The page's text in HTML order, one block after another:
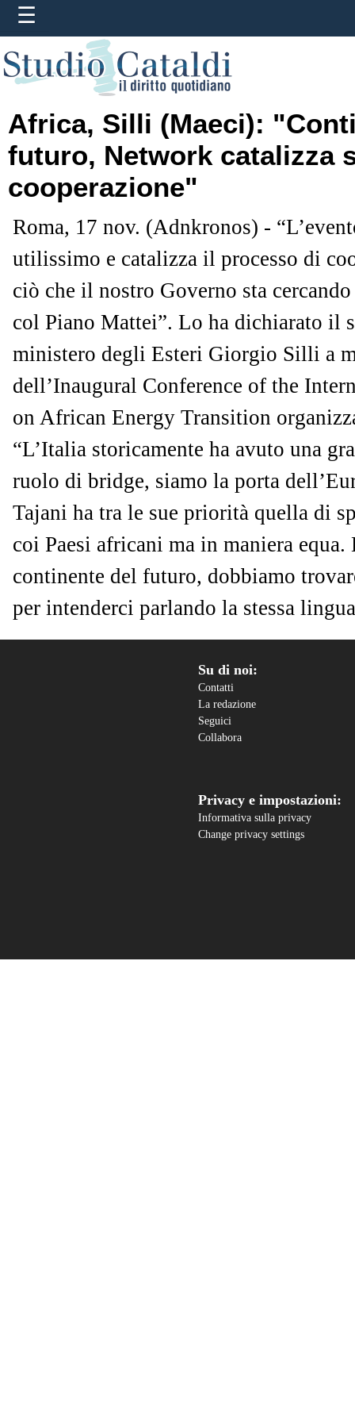
Africa, Silli (Maeci):
futuro, Network catalizza
cooperazione"
Roma, 17 nov. (Adnkronos) -
utilissimo e catalizza il processo di
ciò che il nostro Governo sta
col Piano Mattei”. Lo ha dichiarato il
ministero degli Esteri Giorgio Silli a
dell’Inaugural Conference of the
on African Energy Transition
“L’Italia storicamente ha avuto una
ruolo di bridge, siamo la porta
Tajani ha tra le sue priorità quella di
coi Paesi africani ma in maniera
continente del futuro, dobbiamo
per intenderci parlando la stessa
Su di noi:
Contatti
La redazione
Seguici
Collabora
Privacy e impostazioni:
Informativa sulla privacy
Change privacy settings